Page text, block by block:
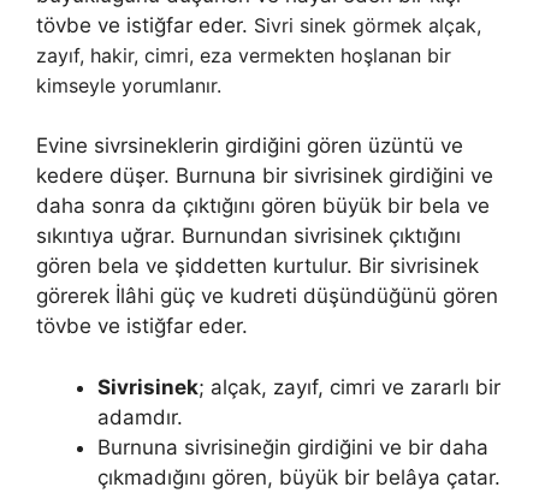
tövbe ve istiğfar eder. Sivri sinek görmek alçak,
zayıf, hakir, cimri, eza vermekten hoşlanan bir
kimseyle yorumlanır.
Evine sivrsineklerin girdiğini gören üzüntü ve
kedere düşer. Burnuna bir sivrisinek girdiğini ve
daha sonra da çıktığını gören bü­yük bir bela ve
sıkıntıya uğrar. Burnundan sivrisinek çıktığını
gören bela ve şiddetten kurtulur. Bir sivrisinek
görerek İlâhi güç ve kudreti düşündü­ğünü gören
tövbe ve istiğfar eder.
Sivrisinek; alçak, zayıf, cimri ve zararlı bir
adamdır.
Burnuna sivrisineğin girdiğini ve bir daha
çıkmadığını gören, büyük bir belâya çatar.